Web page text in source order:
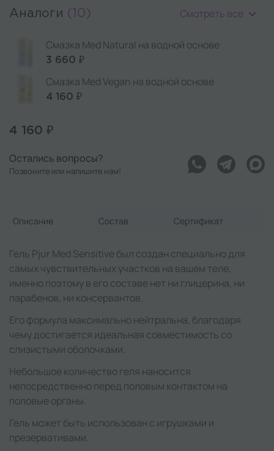
Аналоги (10) Смотреть все
Смазка Med Natural на водной основе
3 660 ₽
Смазка Med Vegan на водной основе
4 160 ₽
4 160 ₽
Остались вопросы?
Позвоните или напишите нам!
Описание Состав Сертификат
Гель Pjur Med Sensitive был создан специально для
самых чувствительных участков на вашем теле,
именно поэтому в его составе нет ни глицерина, ни
парабенов, ни консервантов.
Его формула максимально нейтральна, благодаря
чему достигается идеальная совместимость со
слизистыми оболочками.
Небольшое количество геля наносится
непосредственно перед половым контактом на
половые органы.
Гель может быть использован с игрушками и
презервативами.